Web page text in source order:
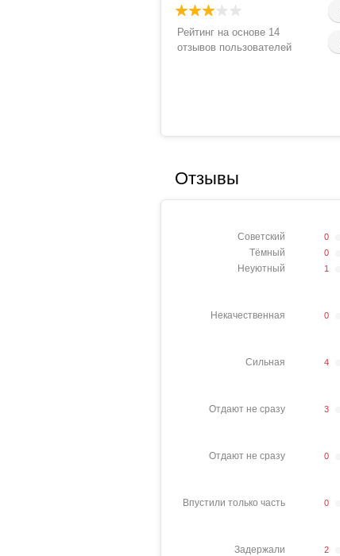
Рейтинг на основе 14
отзывов пользователей
Отзывы
Советский 0
Тёмный 0
Неуютный 1
Некачественная 0
Сильная 4
Отдают не сразу 3
Отдают не сразу 0
Впустили только часть 0
Задержали 2